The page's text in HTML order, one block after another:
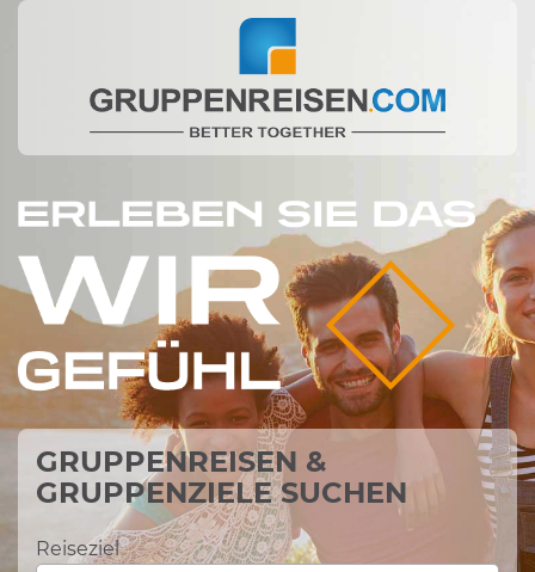
GRUPPENREISEN &
GRUPPENZIELE SUCHEN
Reiseziel